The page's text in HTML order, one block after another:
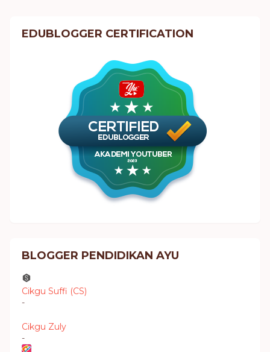
EDUBLOGGER CERTIFICATION
BLOGGER PENDIDIKAN AYU
Cikgu Suffi (CS)
-
Cikgu Zuly
-